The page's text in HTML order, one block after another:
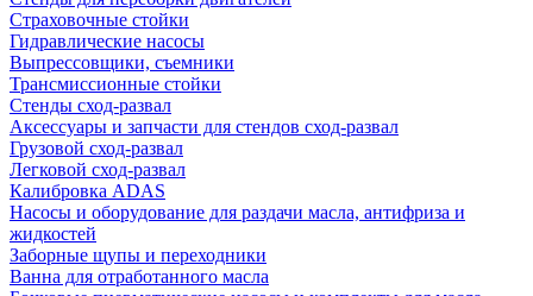
Страховочные стойки
Гидравлические насосы
Выпрессовщики, съемники
Трансмиссионные стойки
Стенды сход-развал
Аксессуары и запчасти для стендов сход-развал
Грузовой сход-развал
Легковой сход-развал
Калибровка ADAS
Насосы и оборудование для раздачи масла, антифриза и
жидкостей
Заборные щупы и переходники
Ванна для отработанного масла